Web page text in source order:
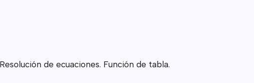
de ecuaciones. Función de tabla.